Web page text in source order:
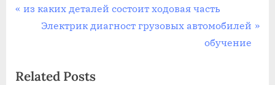
Навигация
P
i
из каких деталей состоит ходовая часть
N
t
Электрик диагност грузовых автомобилей
обучение
Related Posts